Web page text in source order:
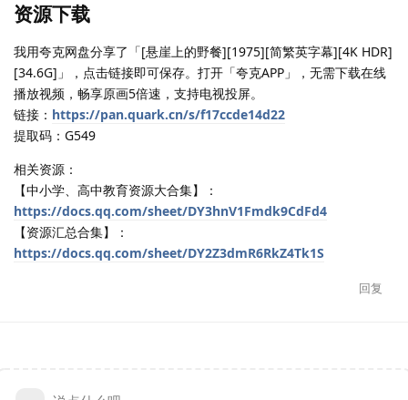
资源下载
我用夸克网盘分享了「[悬崖上的野餐][1975][简繁英字幕][4K HDR]
[34.6G]」，点击链接即可保存。打开「夸克APP」，无需下载在线
播放视频，畅享原画5倍速，支持电视投屏。
链接： https://pan.quark.cn/s/f17ccde14d22
提取码：G549
相关资源：
【中小学、高中教育资源大合集】：
https://docs.qq.com/sheet/DY3hnV1Fmdk9CdFd4
【资源汇总合集】：
https://docs.qq.com/sheet/DY2Z3dmR6RkZ4Tk1S
回复